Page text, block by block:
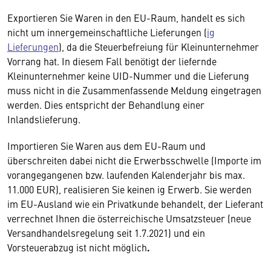
Exportieren Sie Waren in den EU-Raum, handelt es sich
nicht um innergemeinschaftliche Lieferungen (ig
Lieferungen), da die Steuerbefreiung für Kleinunternehmer
Vorrang hat. In diesem Fall benötigt der liefernde
Kleinunternehmer keine UID-Nummer und die Lieferung
muss nicht in die Zusammenfassende Meldung eingetragen
werden. Dies entspricht der Behandlung einer
Inlandslieferung.
Importieren Sie Waren aus dem EU-Raum und
überschreiten dabei nicht die Erwerbsschwelle (Importe im
vorangegangenen bzw. laufenden Kalenderjahr bis max.
11.000 EUR), realisieren Sie keinen ig Erwerb. Sie werden
im EU-Ausland wie ein Privatkunde behandelt, der Lieferant
verrechnet Ihnen die österreichische Umsatzsteuer (neue
Versandhandelsregelung seit 1.7.2021) und ein
Vorsteuerabzug ist nicht möglich.